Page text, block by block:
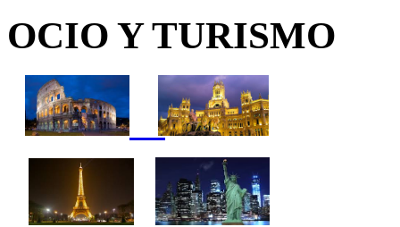
OCIO Y TURISMO